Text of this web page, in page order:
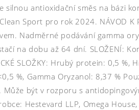
antioxidační směs na bázi
Sport pro rok 2024. NÁVOD K
Nadměrné podávání gamma
na dobu až 64 dní. SLOŽENÍ:
SLOŽKY: Hrubý protein: 0,5 %,
%, Gamma Oryzanol: 8,37 %
Může být v rozporu s
Hestevard LLP, Omega